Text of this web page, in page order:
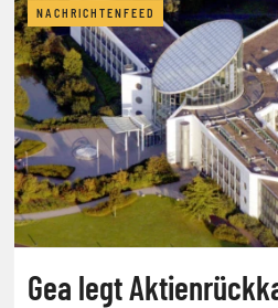
NACHRICHTENFEED
Gea legt